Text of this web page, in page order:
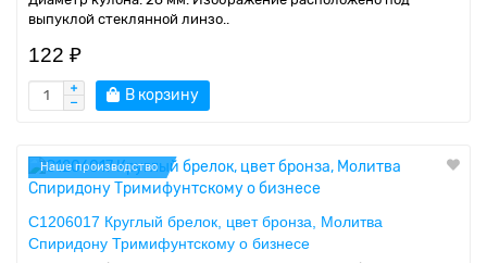
выпуклой стеклянной линзо..
122 ₽
В корзину
Наше производство
C1206017 Круглый брелок, цвет бронза, Молитва
Спиридону Тримифунтскому о бизнесе